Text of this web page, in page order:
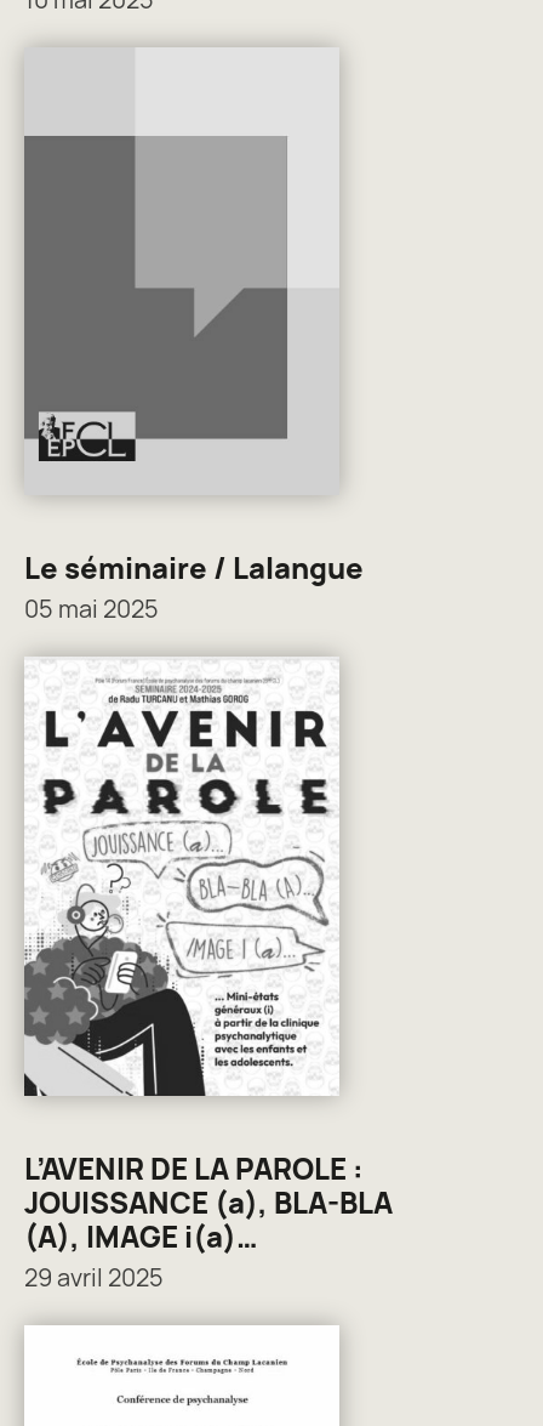
Le séminaire / Lalangue
05 mai 2025
L’AVENIR DE LA PAROLE :
JOUISSANCE (a), BLA-BLA
(A), IMAGE i(a)…
29 avril 2025